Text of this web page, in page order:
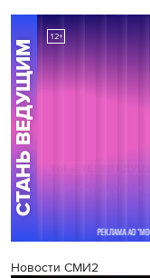
Новости СМИ2